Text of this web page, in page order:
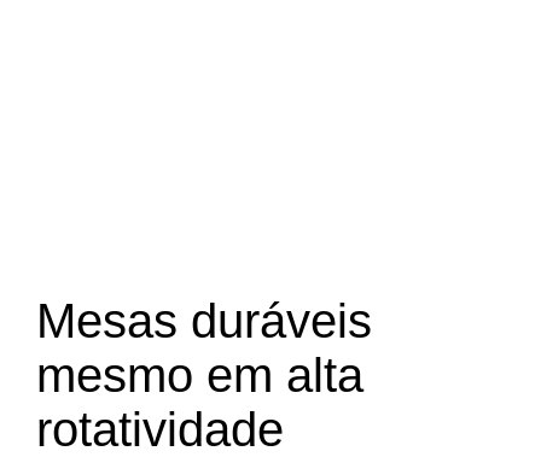
Mesas duráveis
mesmo em alta
rotatividade